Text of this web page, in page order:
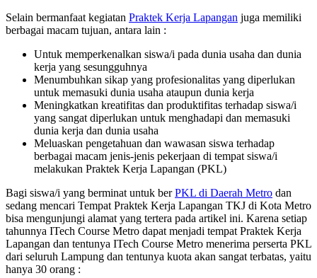
Selain bermanfaat kegiatan Praktek Kerja Lapangan juga memiliki
berbagai macam tujuan, antara lain :
Untuk memperkenalkan siswa/i pada dunia usaha dan dunia
kerja yang sesungguhnya
Menumbuhkan sikap yang profesionalitas yang diperlukan
untuk memasuki dunia usaha ataupun dunia kerja
Meningkatkan kreatifitas dan produktifitas terhadap siswa/i
yang sangat diperlukan untuk menghadapi dan memasuki
dunia kerja dan dunia usaha
Meluaskan pengetahuan dan wawasan siswa terhadap
berbagai macam jenis-jenis pekerjaan di tempat siswa/i
melakukan Praktek Kerja Lapangan (PKL)
Bagi siswa/i yang berminat untuk berPKL di Daerah Metro dan
sedang mencari Tempat Praktek Kerja Lapangan TKJ di Kota Metro
bisa mengunjungi alamat yang tertera pada artikel ini. Karena setiap
tahunnya ITech Course Metro dapat menjadi tempat Praktek Kerja
Lapangan dan tentunya ITech Course Metro menerima perserta PKL
dari seluruh Lampung dan tentunya kuota akan sangat terbatas, yaitu
hanya 30 orang :